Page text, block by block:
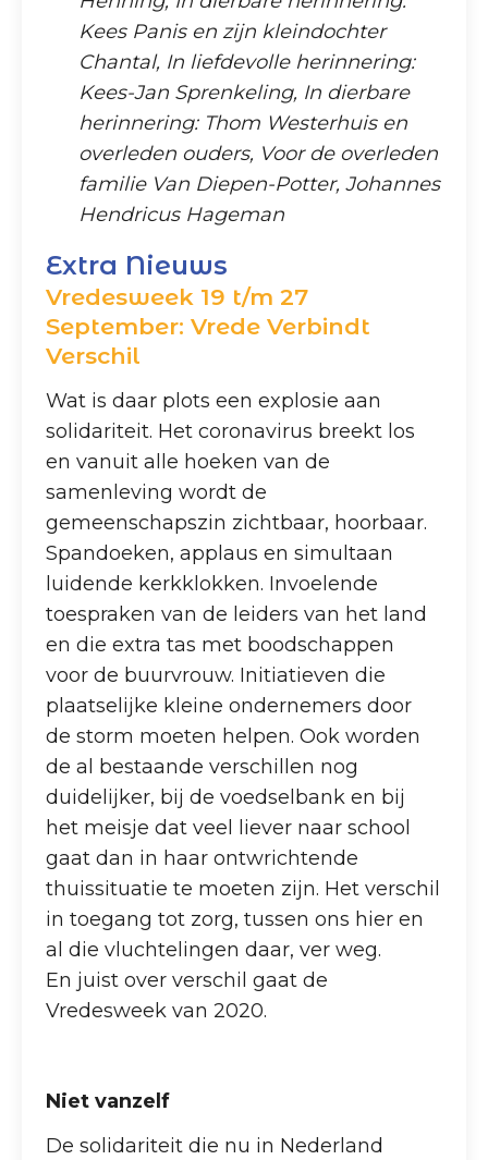
Kees Panis en zijn kleindochter
Chantal, In liefdevolle herinnering:
Kees-Jan Sprenkeling, In dierbare
herinnering: Thom Westerhuis en
overleden ouders, Voor de overleden
familie Van Diepen-Potter, Johannes
Hendricus Hageman
Extra Nieuws
Vredesweek 19 t/m 27
September: Vrede Verbindt
Verschil
Wat is daar plots een explosie aan
solidariteit. Het coronavirus breekt los
en vanuit alle hoeken van de
samenleving wordt de
gemeenschapszin zichtbaar, hoorbaar.
Spandoeken, applaus en simultaan
luidende kerkklokken. Invoelende
toespraken van de leiders van het land
en die extra tas met boodschappen
voor de buurvrouw. Initiatieven die
plaatselijke kleine ondernemers door
de storm moeten helpen. Ook worden
de al bestaande verschillen nog
duidelijker, bij de voedselbank en bij
het meisje dat veel liever naar school
gaat dan in haar ontwrichtende
thuissituatie te moeten zijn. Het verschil
in toegang tot zorg, tussen ons hier en
al die vluchtelingen daar, ver weg.
En juist over verschil gaat de
Vredesweek van 2020.
Niet vanzelf
De solidariteit die nu in Nederland